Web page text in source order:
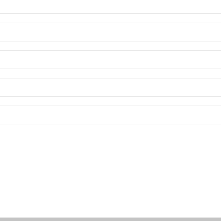
del ginocchio)
e stiramenti mettendo in pratica alcuni semplici
esercizio fisico e allungarli al termine dell'attività
di esercizio fisico, se necessario
attenuarsi stando a riposo o sottoponendosi a
o ripristinare la parte di tessuto lacerata.
possa derivare da osteoartrite, occorre
comunque, indossare calzature adatte a diminuire
consigliati dal medico; è, inoltre, utile utilizzare supporti
di ghiaccio e prendendoantidolorifici, se consigliati
inginocchiati a lungo, può causare un afflusso
liquido detto liquido sinoviale necessario per
L'infiammazione della borsa, nota come borsite o,
che impegnano le ginocchia (ad esempio,
se si piega completamente l’articolazione. In
parte dei casi. Tenere a riposo la parte
possono dare sollievo dal dolore fino alla
soccorso perché potrebbe essere sopraggiunta una
terapia adatta.
uno strappo del legamento o del tendine. I legamenti
i muscoli alle ossa. Il tessuto si può strappare
possono produrre dolore anche quando
può essersi strappato il legamento crociato
rivolgersi subito al medico di famiglia che
la funzionalità del ginocchio può essere necessario un
può verificarsi il sanguinamento, noto come
lacera o sifratturauna delle ossa del ginocchio.
dei movimenti e la comparsa di lividi.
raggiungere subito un ospedale perché potrebbe
quando il danno diviene apparente, è opportuno
di dolore, gonfiore e sensibilità nella
(tibia), appena sotto il ginocchio, possono essere
tibiale, è frequente nei bambini che
il ritmo di attività, prendendo, se il medico lo
La malattia di Osgood-Schlatter quasi sempre
casi, può protrarsi fino all'età adulta.
di acido urico (una molecola derivata dal
formano dei cristalli che precipitano nelle articolazioni
di dolore e con l'arrossamento della pelle che
movimento dell'articolazione.
talvolta, ancora prima del ginocchio, può manifestarsi
causata da una
mortale. Causa forte dolore,
la chirurgiaartroscopica(detta anche